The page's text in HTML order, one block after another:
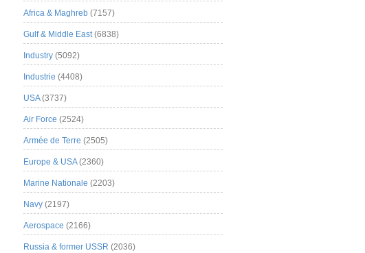
Africa & Maghreb (7157)
Gulf & Middle East(6838)
Industry (5092)
Industrie (4408)
USA(3737)
Air Force (2524)
Armée de Terre (2505)
Europe & USA(2360)
Marine Nationale (2203)
Navy (2197)
Aerospace (2166)
Russia & former USSR (2036)